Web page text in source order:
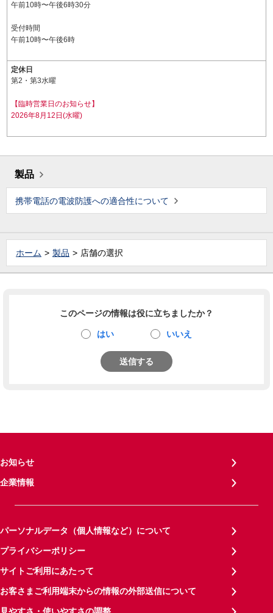
午前10時〜午後6時30分
受付時間
午前10時〜午後6時
定休日
第2・第3水曜
【臨時営業日のお知らせ】
2026年8月12日(水曜)
製品
携帯電話の電波防護への適合性について
ホーム 製品 店舗の選択
このページの情報は役に立ちましたか？
はい いいえ
送信する
お知らせ
企業情報
パーソナルデータ（個人情報など）について
プライバシーポリシー
サイトご利用にあたって
お客さまご利用端末からの情報の外部送信について